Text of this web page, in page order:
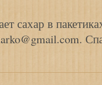
сахар в